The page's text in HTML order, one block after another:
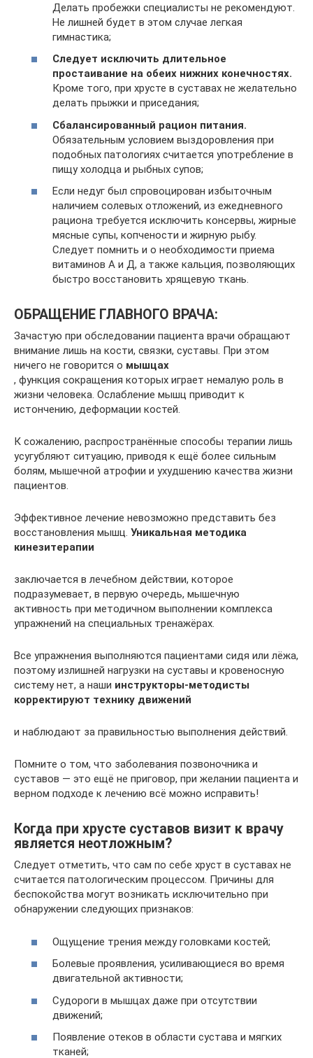
Делать пробежки специалисты не рекомендуют.
Не лишней будет в этом случае легкая
гимнастика;
Следует исключить длительное
простаивание на обеих нижних конечностях.
Кроме того, при хрусте в суставах не желательно
делать прыжки и приседания;
Сбалансированный рацион питания.
Обязательным условием выздоровления при
подобных патологиях считается употребление в
пищу холодца и рыбных супов;
Если недуг был спровоцирован избыточным
наличием солевых отложений, из ежедневного
рациона требуется исключить консервы, жирные
мясные супы, копчености и жирную рыбу.
Следует помнить и о необходимости приема
витаминов А и Д, а также кальция, позволяющих
быстро восстановить хрящевую ткань.
ОБРАЩЕНИЕ ГЛАВНОГО ВРАЧА:
Зачастую при обследовании пациента врачи обращают
внимание лишь на кости, связки, суставы. При этом
ничего не говорится о мышцах
, функция сокращения которых играет немалую роль в
жизни человека. Ослабление мышц приводит к
истончению, деформации костей.
К сожалению, распространённые способы терапии лишь
усугубляют ситуацию, приводя к ещё более сильным
болям, мышечной атрофии и ухудшению качества жизни
пациентов.
Эффективное лечение невозможно представить без
восстановления мышц. Уникальная методика
кинезитерапии
заключается в лечебном действии, которое
подразумевает, в первую очередь, мышечную
активность при методичном выполнении комплекса
упражнений на специальных тренажёрах.
Все упражнения выполняются пациентами сидя или лёжа,
поэтому излишней нагрузки на суставы и кровеносную
систему нет, а наши инструкторы-методисты
корректируют технику движений
и наблюдают за правильностью выполнения действий.
Помните о том, что заболевания позвоночника и
суставов — это ещё не приговор, при желании пациента и
верном подходе к лечению всё можно исправить!
Когда при хрусте суставов визит к врачу
является неотложным?
Следует отметить, что сам по себе хруст в суставах не
считается патологическим процессом. Причины для
беспокойства могут возникать исключительно при
обнаружении следующих признаков:
Ощущение трения между головками костей;
Болевые проявления, усиливающиеся во время
двигательной активности;
Судороги в мышцах даже при отсутствии
движений;
Появление отеков в области сустава и мягких
тканей;